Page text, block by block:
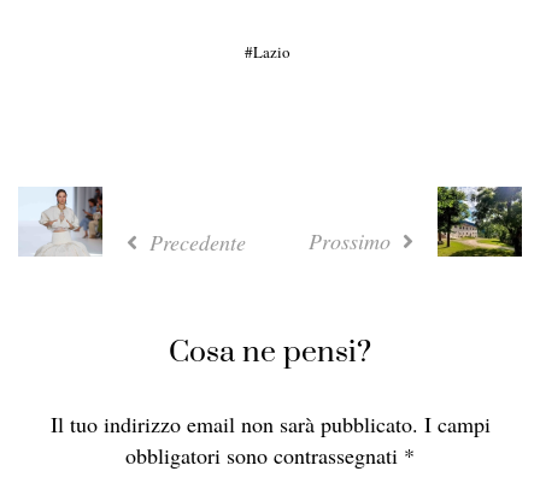
Lazio
Precedente Prossimo
Cosa ne pensi?
Il tuo indirizzo email non sarà pubblicato. I campi
obbligatori sono contrassegnati *